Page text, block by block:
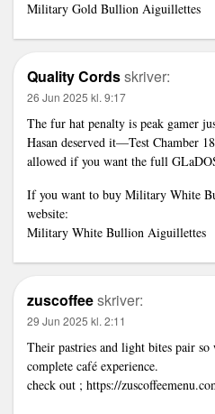
Military Gold Bullion Aiguillettes
Quality Cordsskriver:
26 Jun 2025 kl. 9:17
The fur hat penalty is peak gamer
Hasan deserved it—Test Chamber
allowed if you want the full
If you want to buy Military White
website:
Military White Bullion Aiguillettes
zuscoffeeskriver:
29 Jun 2025 kl. 2:11
Their pastries and light bites pair
complete café experience.
check out ; https://